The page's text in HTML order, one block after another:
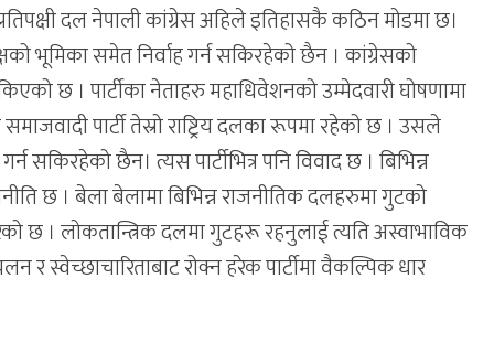
दल नेपाली कांग्रेस अहिले इतिहासकै कठिन मोडमा छ।
भूमिका समेत निर्वाह गर्न सकिरहेको छैन । कांग्रेसको
छ । पार्टीका नेताहरु महाधिवेशनको उम्मेदवारी घोषणामा
पार्टी तेस्रो राष्ट्रिय दलका रूपमा रहेको छ । उसले
सकिरहेको छैन। त्यस पार्टीभित्र पनि विवाद छ । बिभिन्न
छ । बेला बेलामा बिभिन्न राजनीतिक दलहरुमा गुटको
छ । लोकतान्त्रिक दलमा गुटहरू रहनुलाई त्यति अस्वाभाविक
र स्वेच्छाचारिताबाट रोक्न हरेक पार्टीमा वैकल्पिक धार